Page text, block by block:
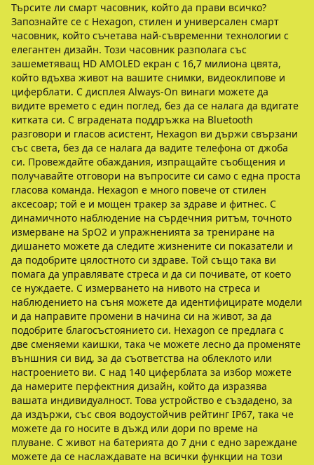
Търсите ли смарт часовник, който да прави всичко?
Запознайте се с Hexagon, стилен и универсален смарт
часовник, който съчетава най-съвременни технологии с
елегантен дизайн. Този часовник разполага със
зашеметяващ HD AMOLED екран с 16,7 милиона цвята,
който вдъхва живот на вашите снимки, видеоклипове и
циферблати. С дисплея Always-On винаги можете да
видите времето с един поглед, без да се налага да вдигате
китката си. С вградената поддръжка на Bluetooth
разговори и гласов асистент, Hexagon ви държи свързани
със света, без да се налага да вадите телефона от джоба
си. Провеждайте обаждания, изпращайте съобщения и
получавайте отговори на въпросите си само с една проста
гласова команда. Hexagon е много повече от стилен
аксесоар; той е и мощен тракер за здраве и фитнес. С
динамичното наблюдение на сърдечния ритъм, точното
измерване на SpO2 и упражненията за трениране на
дишането можете да следите жизнените си показатели и
да подобрите цялостното си здраве. Той също така ви
помага да управлявате стреса и да си почивате, от което
се нуждаете. С измерването на нивото на стреса и
наблюдението на съня можете да идентифицирате модели
и да направите промени в начина си на живот, за да
подобрите благосъстоянието си. Hexagon се предлага с
две сменяеми каишки, така че можете лесно да променяте
външния си вид, за да съответства на облеклото или
настроението ви. С над 140 циферблата за избор можете
да намерите перфектния дизайн, който да изразява
вашата индивидуалност. Това устройство е създадено, за
да издържи, със своя водоустойчив рейтинг IP67, така че
можете да го носите в дъжд или дори по време на
плуване. С живот на батерията до 7 дни с едно зареждане
можете да се наслаждавате на всички функции на този